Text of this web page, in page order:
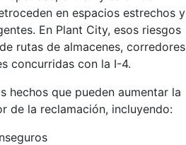
en espacios estrechos y
En Plant City, esos riesgos
rutas de almacenes, corredores
concurridas con la I-4.
hechos que pueden aumentar la
de la reclamación, incluyendo: